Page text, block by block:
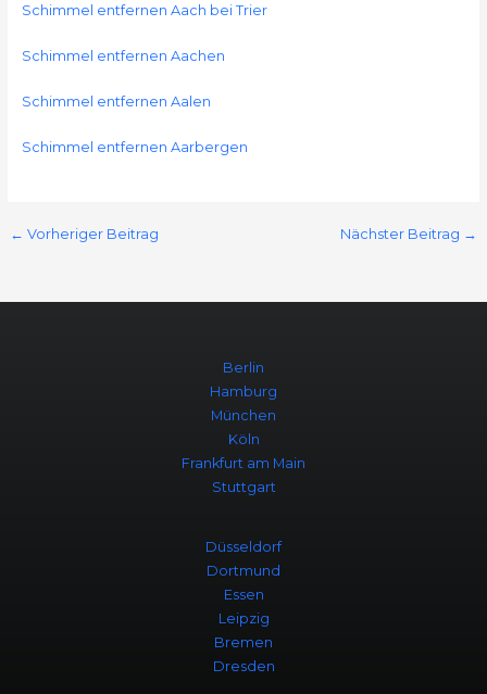
Schimmel entfernen Aach bei Trier
Schimmel entfernen Aachen
Schimmel entfernen Aalen
Schimmel entfernen Aarbergen
← Vorheriger Beitrag Nächster Beitrag →
Berlin
Hamburg
München
Köln
Frankfurt am Main
Stuttgart
Düsseldorf
Dortmund
Essen
Leipzig
Bremen
Dresden